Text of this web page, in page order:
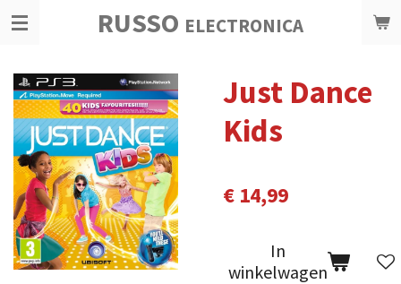
Ga
de
hoofdinhoud
RUSSO ELECTRONICA
Just Dance
Kids
€ 14,99
In
winkelwagen